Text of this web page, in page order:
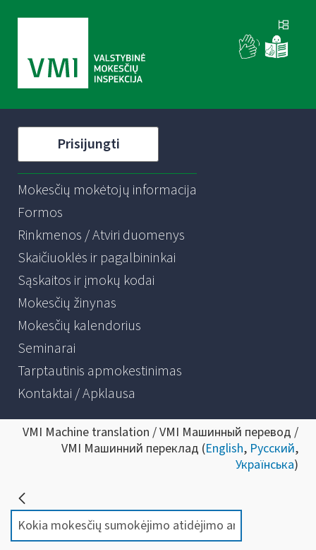
Prisijungti
Mokesčių mokėtojų informacija
Formos
Rinkmenos / Atviri duomenys
Skaičiuoklės ir pagalbininkai
Sąskaitos ir įmokų kodai
Mokesčių žinynas
Mokesčių kalendorius
Seminarai
Tarptautinis apmokestinimas
Kontaktai / Apklausa
VMI Machine translation / VMI Машинный перевод /
VMI Машинний переклад (English, Русский,
Українська)